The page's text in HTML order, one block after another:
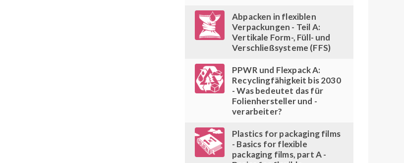
Abpacken in flexiblen
Verpackungen - Teil A:
Vertikale Form-, Füll- und
Verschließsysteme (FFS)
PPWR und Flexpack A:
Recyclingfähigkeit bis 2030
- Was bedeutet das für
Folienhersteller und -
verarbeiter?
Plastics for packaging films
- Basics for flexible
packaging films, part A -